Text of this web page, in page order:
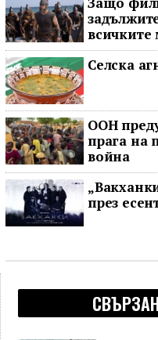
всичките
Селска
ООН
прага на
война
през